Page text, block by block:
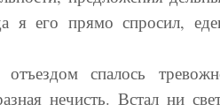
я его прямо спросил,
спалось
нечисть. Встал ни